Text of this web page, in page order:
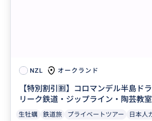
NZL オークランド
【特別割引🈹】コロマンデル半島ド
リーク鉄道・ジップライン・陶芸教室
生牡蠣 鉄道旅 プライベートツアー 日本人